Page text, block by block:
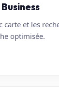
carte et les
optimisée.